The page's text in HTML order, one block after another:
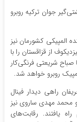
جوان ترکیه‌ روبرو
المپیکی کشورمان نیز
علیمخان سیزدیکوف از قزاقستان را با
صباح شریعتی فرنگی‌کار
روبرو خواهد شد.
راهی دیدار فینال
و محمد مهدی ساروی نیز
وزن‌های ۶۳ و ۹۷ کیلوگرم راه یافتند. رقابت‌های